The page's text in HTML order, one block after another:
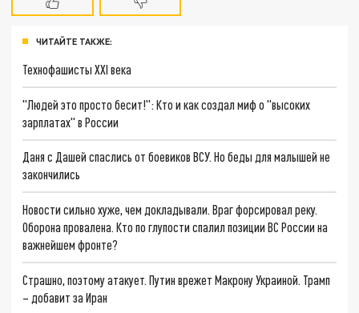
ЧИТАЙТЕ ТАКЖЕ:
Технофашисты XXI века
"Людей это просто бесит!": Кто и как создал миф о "высоких
зарплатах" в России
Даня с Дашей спаслись от боевиков ВСУ. Но беды для малышей не
закончились
Новости сильно хуже, чем докладывали. Враг форсировал реку.
Оборона провалена. Кто по глупости спалил позиции ВС России на
важнейшем фронте?
Страшно, поэтому атакует. Путин врежет Макрону Украиной. Трамп
– добавит за Иран